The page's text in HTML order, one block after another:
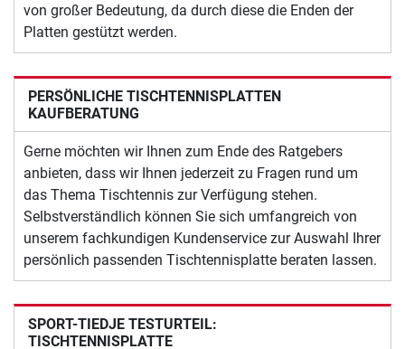
von großer Bedeutung, da durch diese die Enden der
Platten gestützt werden.
PERSÖNLICHE TISCHTENNISPLATTEN
KAUFBERATUNG
Gerne möchten wir Ihnen zum Ende des Ratgebers
anbieten, dass wir Ihnen jederzeit zu Fragen rund um
das Thema Tischtennis zur Verfügung stehen.
Selbstverständlich können Sie sich umfangreich von
unserem fachkundigen Kundenservice zur Auswahl Ihrer
persönlich passenden Tischtennisplatte beraten lassen.
SPORT-TIEDJE TESTURTEIL:
TISCHTENNISPLATTE